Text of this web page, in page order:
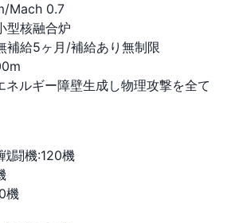
Mach 0.7
型核融合炉
補給5ヶ月/補給あり無制限
ネルギー障壁生成し物理攻撃を全て
闘機:120機
機